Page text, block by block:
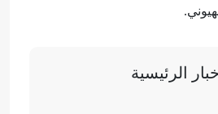
الرئيسية